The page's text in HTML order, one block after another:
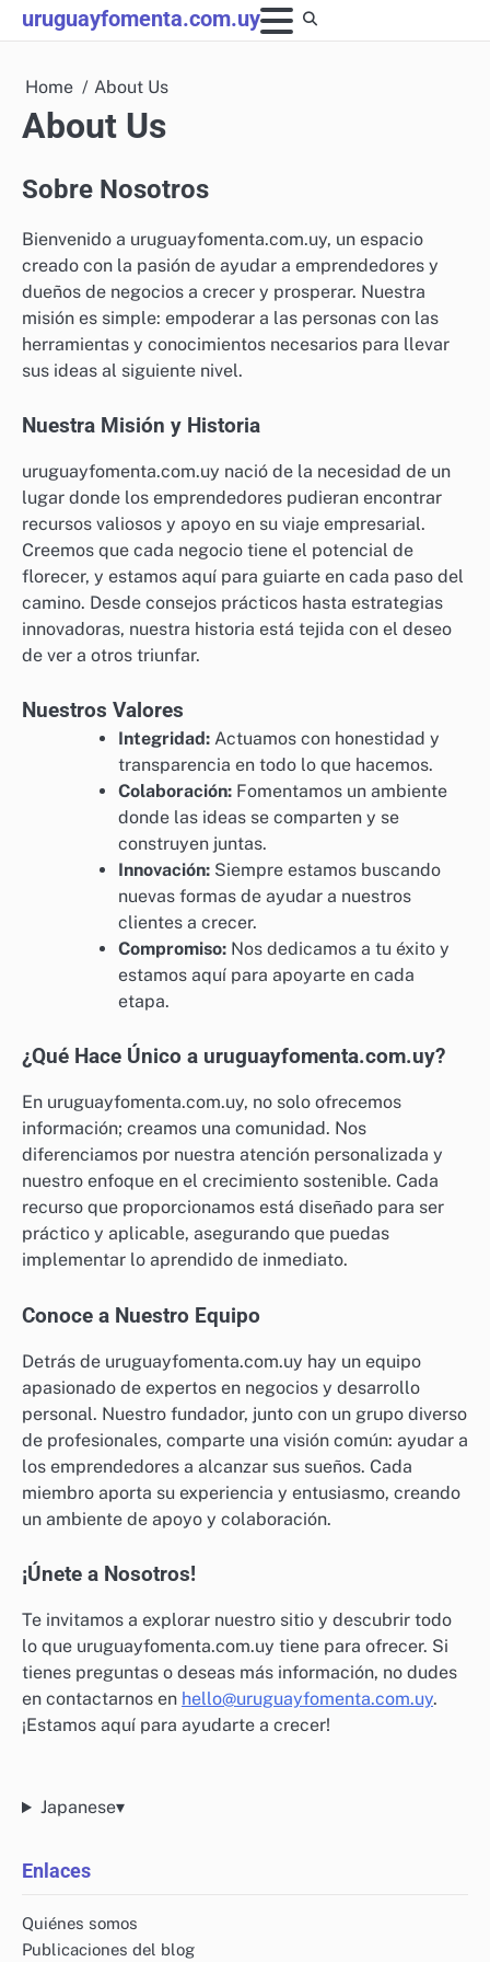
Skip
to
uruguayfomenta.com.uy
Home About Us
About Us
Sobre Nosotros
Bienvenido a uruguayfomenta.com.uy, un espacio
creado con la pasión de ayudar a emprendedores y
dueños de negocios a crecer y prosperar. Nuestra
misión es simple: empoderar a las personas con las
herramientas y conocimientos necesarios para llevar
sus ideas al siguiente nivel.
Nuestra Misión y Historia
uruguayfomenta.com.uy nació de la necesidad de un
lugar donde los emprendedores pudieran encontrar
recursos valiosos y apoyo en su viaje empresarial.
Creemos que cada negocio tiene el potencial de
florecer, y estamos aquí para guiarte en cada paso del
camino. Desde consejos prácticos hasta estrategias
innovadoras, nuestra historia está tejida con el deseo
de ver a otros triunfar.
Nuestros Valores
Integridad: Actuamos con honestidad y
transparencia en todo lo que hacemos.
Colaboración: Fomentamos un ambiente
donde las ideas se comparten y se
construyen juntas.
Innovación: Siempre estamos buscando
nuevas formas de ayudar a nuestros
clientes a crecer.
Compromiso: Nos dedicamos a tu éxito y
estamos aquí para apoyarte en cada
etapa.
¿Qué Hace Único a uruguayfomenta.com.uy?
En uruguayfomenta.com.uy, no solo ofrecemos
información; creamos una comunidad. Nos
diferenciamos por nuestra atención personalizada y
nuestro enfoque en el crecimiento sostenible. Cada
recurso que proporcionamos está diseñado para ser
práctico y aplicable, asegurando que puedas
implementar lo aprendido de inmediato.
Conoce a Nuestro Equipo
Detrás de uruguayfomenta.com.uy hay un equipo
apasionado de expertos en negocios y desarrollo
personal. Nuestro fundador, junto con un grupo diverso
de profesionales, comparte una visión común: ayudar a
los emprendedores a alcanzar sus sueños. Cada
miembro aporta su experiencia y entusiasmo, creando
un ambiente de apoyo y colaboración.
¡Únete a Nosotros!
Te invitamos a explorar nuestro sitio y descubrir todo
lo que uruguayfomenta.com.uy tiene para ofrecer. Si
tienes preguntas o deseas más información, no dudes
en contactarnos en hello@uruguayfomenta.com.uy.
¡Estamos aquí para ayudarte a crecer!
Japanese▾
Enlaces
Quiénes somos
Publicaciones del blog